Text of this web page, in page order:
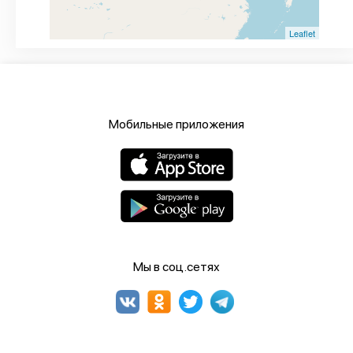
Leaflet
Мобильные приложения
Мы в соц.сетях